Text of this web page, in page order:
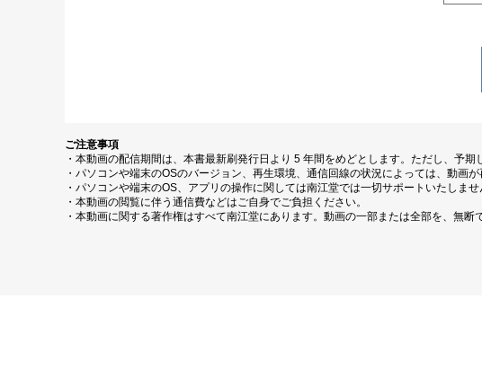
ご注意事項
・本動画の配信期間は、本書最新刷発行日より 5 年間をめどとします。ただし、予
・パソコンや端末のOSのバージョン、再生環境、通信回線の状況によっては、動画が
・パソコンや端末のOS、アプリの操作に関しては南江堂では一切サポートいたしませ
・本動画の閲覧に伴う通信費などはご自身でご負担ください。
・本動画に関する著作権はすべて南江堂にあります。動画の一部または全部を、無